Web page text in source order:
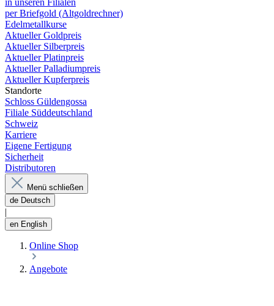
in unseren Filialen
per Briefgold (Altgoldrechner)
Edelmetallkurse
Aktueller Goldpreis
Aktueller Silberpreis
Aktueller Platinpreis
Aktueller Palladiumpreis
Aktueller Kupferpreis
Standorte
Schloss Güldengossa
Filiale Süddeutschland
Schweiz
Karriere
Eigene Fertigung
Sicherheit
Distributoren
Menü schließen
de Deutsch
en English
Online Shop
Angebote